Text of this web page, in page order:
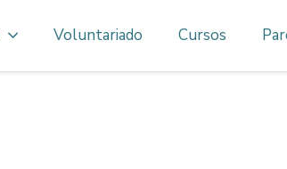
Voluntariado Cursos